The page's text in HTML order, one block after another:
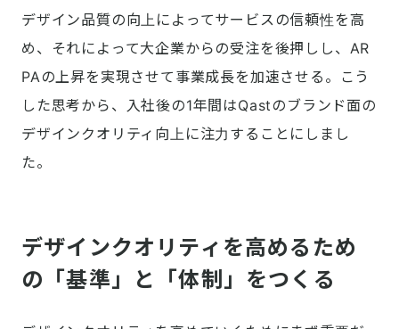
デザイン品質の向上によってサービスの信頼性を高
め、それによって大企業からの受注を後押しし、AR
PAの上昇を実現させて事業成長を加速させる。こう
した思考から、入社後の1年間はQastのブランド面の
デザインクオリティ向上に注力することにしまし
た。
デザインクオリティを高めるため
の「基準」と「体制」をつくる